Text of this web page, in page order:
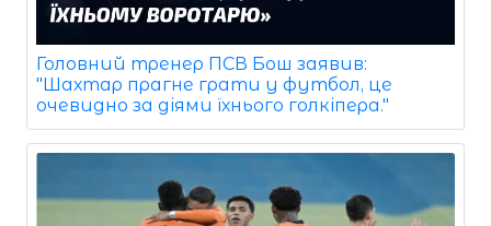
Головний тренер ПСВ Бош заявив:
"Шахтар прагне грати у футбол, це
очевидно за діями їхнього голкіпера."